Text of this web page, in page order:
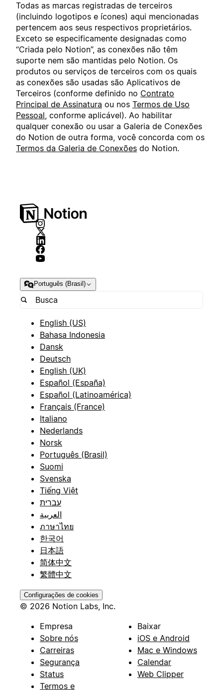
Todas as marcas registradas de terceiros
(incluindo logotipos e ícones) aqui mencionadas
pertencem aos seus respectivos proprietários.
Exceto se especificamente designadas como
“Criada pelo Notion”, as conexões não têm
suporte nem são mantidas pelo Notion. Os
produtos ou serviços de terceiros com os quais
as conexões são usadas são Aplicativos de
Terceiros (conforme definido no Contrato
Principal de Assinatura ou nos Termos de Uso
Pessoal, conforme aplicável). Ao habilitar
qualquer conexão ou usar a Galeria de Conexões
do Notion de outra forma, você concorda com os
Termos da Galeria de Conexões do Notion.
Português (Brasil)
English (US)
Bahasa Indonesia
Dansk
Deutsch
English (UK)
Español (España)
Español (Latinoamérica)
Français (France)
Italiano
Nederlands
Norsk
Português (Brasil)
Suomi
Svenska
Tiếng Việt
עברית
العربية
ภาษาไทย
한국어
日本語
简体中文
繁體中文
Configurações de cookies
© 2026 Notion Labs, Inc.
Empresa
Sobre nós
Carreiras
Segurança
Status
Termos e
Baixar
iOS e Android
Mac e Windows
Calendar
Web Clipper